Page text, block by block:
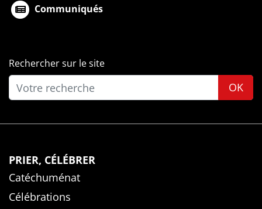
Communiqués
Rechercher sur le site
OK
PRIER, CÉLÉBRER
Catéchuménat
Célébrations